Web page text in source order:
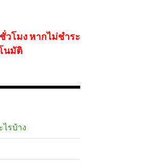
วโมง หากไม่ชำระ
นมัติ
ไรบ้าง